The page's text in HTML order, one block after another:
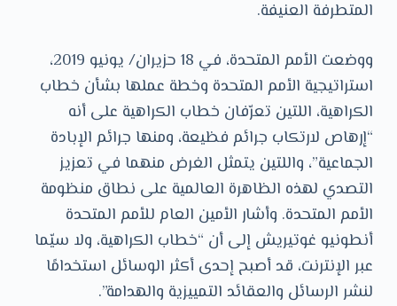
المتطرفة العنيفة.
ووضعت الأمم المتحدة، في 18 حزيران/ يونيو 2019،
استراتيجية الأمم المتحدة وخطة عملها بشأن خطاب
الكراهية، اللتين تعرّفان خطاب الكراهية على أنه
“إرهاص لارتكاب جرائم فظيعة، ومنها جرائم الإبادة
الجماعية”، واللتين يتمثل الغرض منهما في تعزيز
التصدي لهذه الظاهرة العالمية على نطاق منظومة
الأمم المتحدة. وأشار الأمين العام للأمم المتحدة
أنطونيو غوتيريش إلى أن “خطاب الكراهية، ولا سيّما
عبر الإنترنت، قد أصبح إحدى أكثر الوسائل استخدامًا
لنشر الرسائل والعقائد التمييزية والهدامة”.